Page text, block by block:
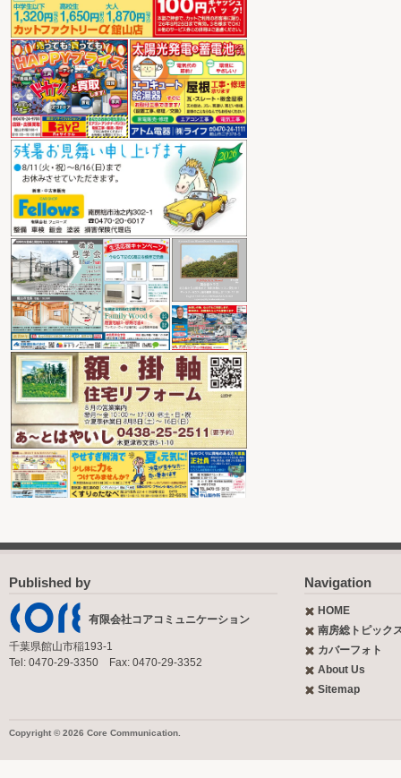
Published by
有限会社コアコミュニケーション
千葉県館山市稲193-1
Tel: 0470-29-3350 Fax: 0470-29-3352
Navigation
HOME
南房総トピック
カバーフォト
About Us
Sitemap
Copyright © 2026 Core Communication.